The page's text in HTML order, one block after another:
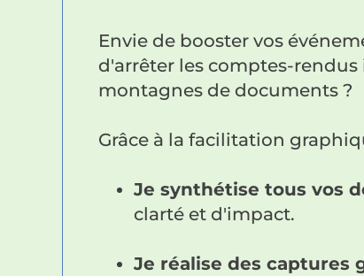
Envie de booster vos
d'arrêter les comptes-rendus
montagnes de documents ?
Grâce à la facilitation
Je synthétise tous vos
clarté et d'impact.
Je réalise des captures